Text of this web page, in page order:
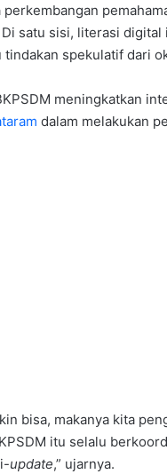
satu sisi, literasi
spekulatif dari
meningkatkan
dalam melakukan
bisa, makanya kita
itu selalu
update,” ujarnya.